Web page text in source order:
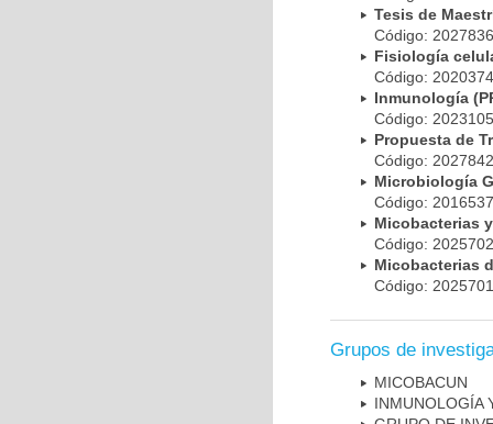
Tesis de
Código:
Fisiología
Código:
Inmunología
Código:
Propuesta de
Código:
Microbiología
Código:
Micobacterias
Código:
Micobacterias
Código:
Grupos de
MICOBAC­UN
INMUNOLOGÍA